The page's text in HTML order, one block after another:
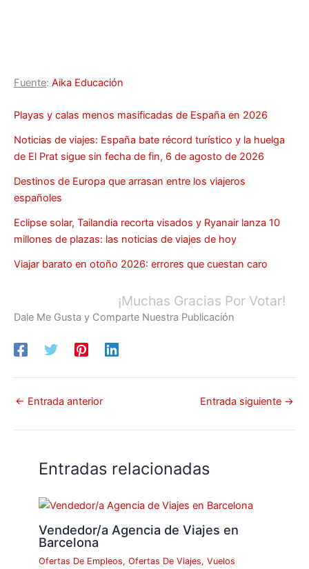
Fuente: Aika Educación
Playas y calas menos masificadas de España en 2026
Noticias de viajes: España bate récord turístico y la huelga
de El Prat sigue sin fecha de fin, 6 de agosto de 2026
Destinos de Europa que arrasan entre los viajeros
españoles
Eclipse solar, Tailandia recorta visados y Ryanair lanza 10
millones de plazas: las noticias de viajes de hoy
Viajar barato en otoño 2026: errores que cuestan caro
¡Muchas Gracias Por Votar!
Dale Me Gusta y Comparte Nuestra Publicación
← Entrada anterior Entrada siguiente →
Entradas relacionadas
Vendedor/a Agencia de Viajes en
Barcelona
Ofertas De Empleos,Ofertas De Viajes,Vuelos